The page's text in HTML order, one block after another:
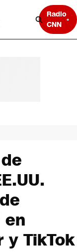
Radio
CNN
en
y TikTok